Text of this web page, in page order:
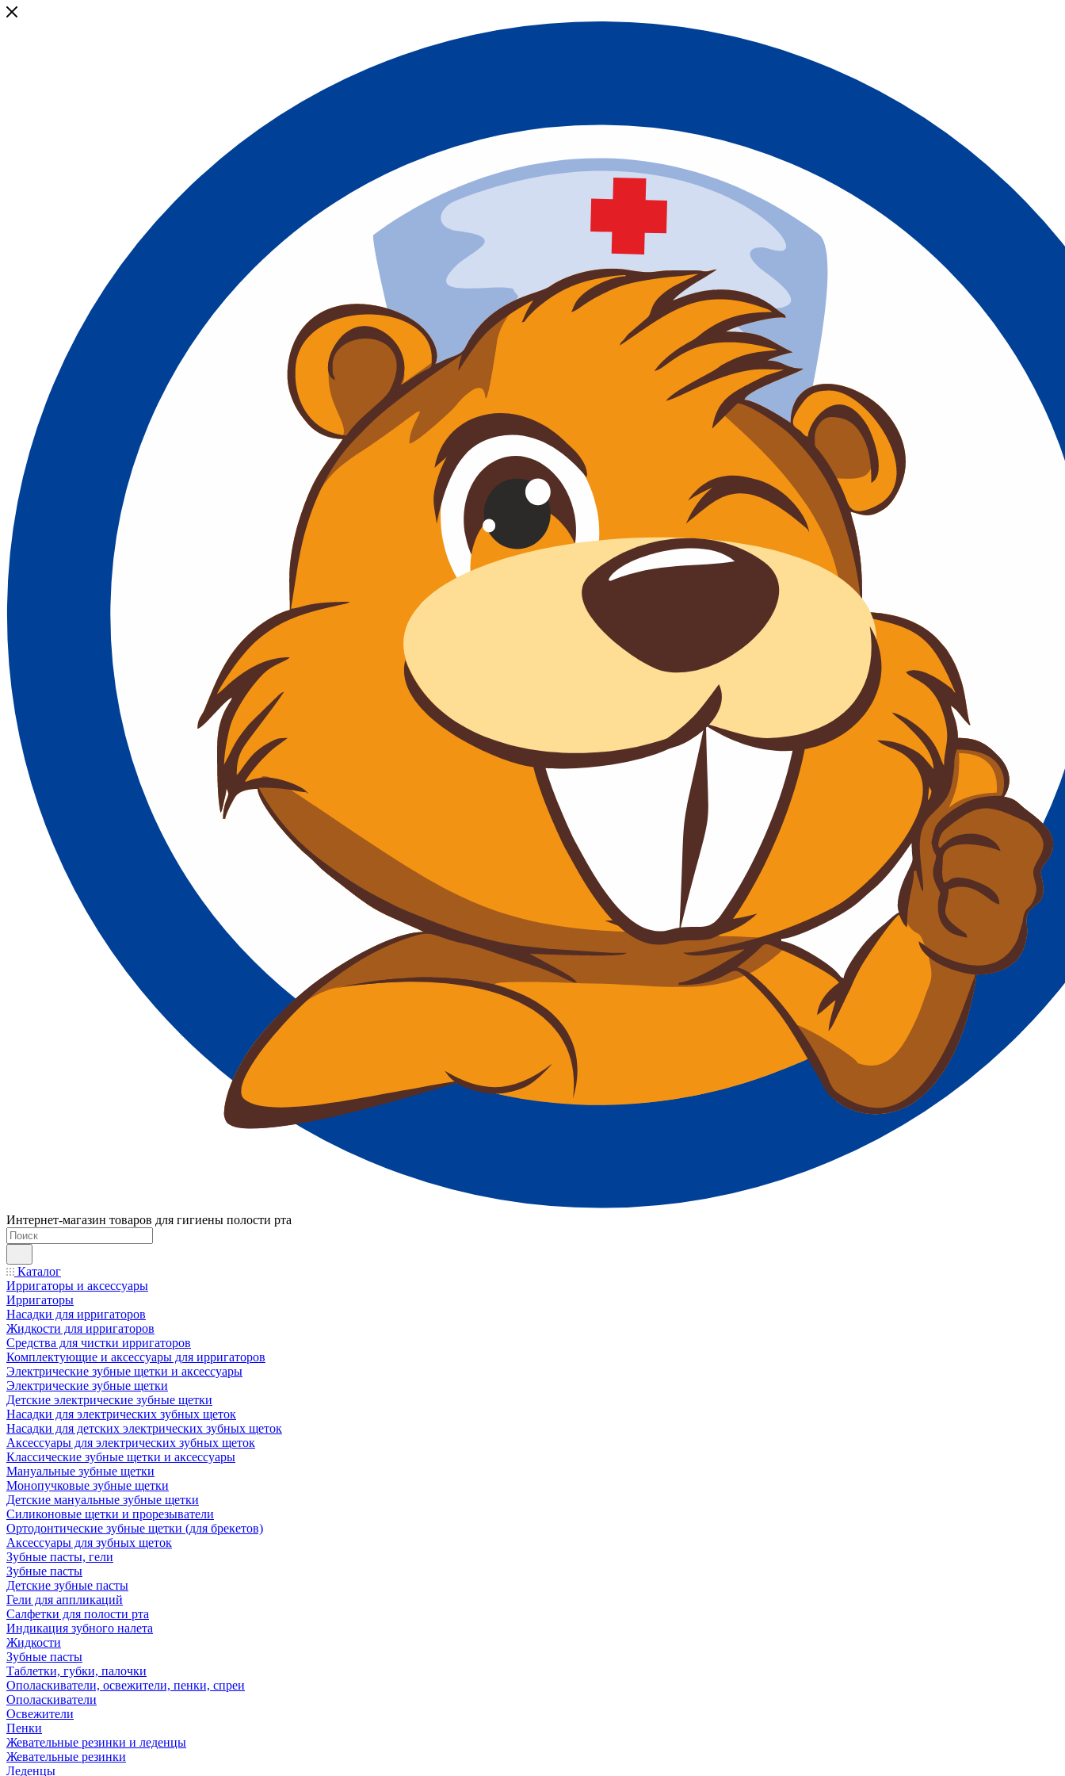
Интернет-магазин товаров для гигиены полости рта
Каталог
Ирригаторы и аксессуары
Ирригаторы
Насадки для ирригаторов
Жидкости для ирригаторов
Средства для чистки ирригаторов
Комплектующие и аксессуары для ирригаторов
Электрические зубные щетки и аксессуары
Электрические зубные щетки
Детские электрические зубные щетки
Насадки для электрических зубных щеток
Насадки для детских электрических зубных щеток
Аксессуары для электрических зубных щеток
Классические зубные щетки и аксессуары
Мануальные зубные щетки
Монопучковые зубные щетки
Детские мануальные зубные щетки
Силиконовые щетки и прорезыватели
Ортодонтические зубные щетки (для брекетов)
Аксессуары для зубных щеток
Зубные пасты, гели
Зубные пасты
Детские зубные пасты
Гели для аппликаций
Салфетки для полости рта
Индикация зубного налета
Жидкости
Зубные пасты
Таблетки, губки, палочки
Ополаскиватели, освежители, пенки, спреи
Ополаскиватели
Освежители
Пенки
Жевательные резинки и леденцы
Жевательные резинки
Леденцы